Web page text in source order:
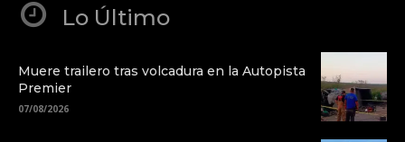
Lo Último
Muere trailero tras volcadura en la Autopista
Premier
07/08/2026